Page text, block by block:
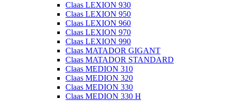
Claas LEXION 930
Claas LEXION 950
Claas LEXION 960
Claas LEXION 970
Claas LEXION 990
Claas MATADOR GIGANT
Claas MATADOR STANDARD
Claas MEDION 310
Claas MEDION 320
Claas MEDION 330
Claas MEDION 330 H